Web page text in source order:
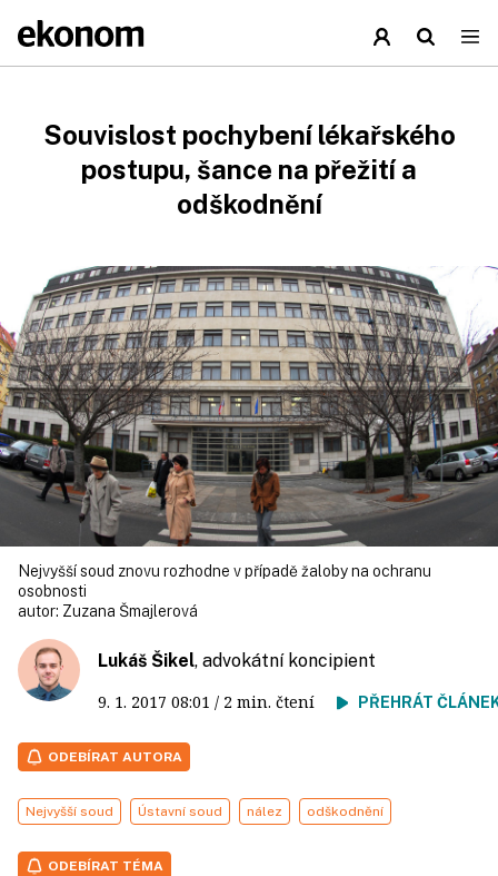
Souvislost pochybení lékařského
postupu, šance na přežití a
odškodnění
Nejvyšší soud znovu rozhodne v případě žaloby na ochranu
osobnosti
autor: Zuzana Šmajlerová
Lukáš Šikel, advokátní koncipient
9. 1. 2017 08:01 / 2 min. čtení PŘEHRÁT
ODEBÍRAT AUTORA
Nejvyšší soud Ústavní soud nález odškodnění
ODEBÍRAT TÉMA